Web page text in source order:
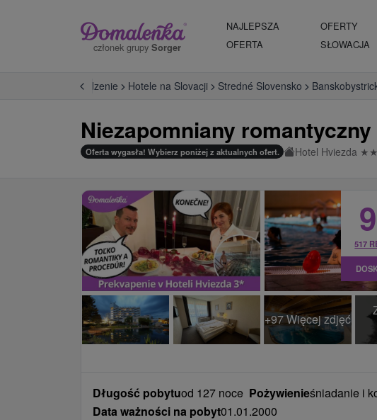
członek grupy Sorger
NAJLEPSZA
OFERTA
OFERTY
SŁOWACJA
Wprowadzenie Hotele na Slovacji Stredné Slovensko
Niezapomniany
Oferta wygasła! Wybierz poniżej z aktualnych ofert. Hotel Hviezda ★ ★
+97 Więcej zdjęć
517
Długość pobytuod 127 noce Pożywienieśniadanie i
Data ważności na pobyt01.01.2000